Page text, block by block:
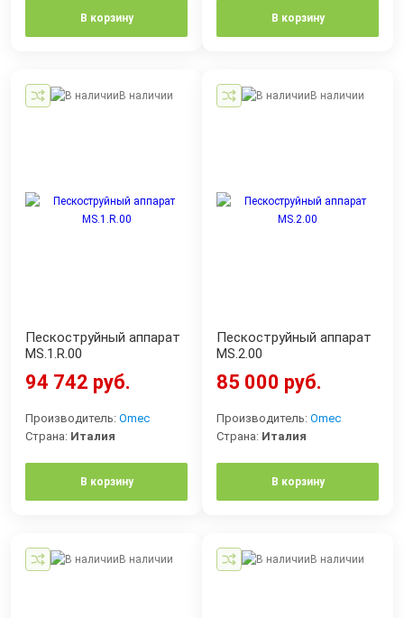
В корзину В корзину
В наличии
Пескоструйный аппарат
MS.1.R.00
94 742 руб.
Производитель: Omec
Страна: Италия
В корзину
В наличии
Пескоструйный аппарат
MS.2.00
85 000 руб.
Производитель: Omec
Страна: Италия
В корзину
В наличии В наличии